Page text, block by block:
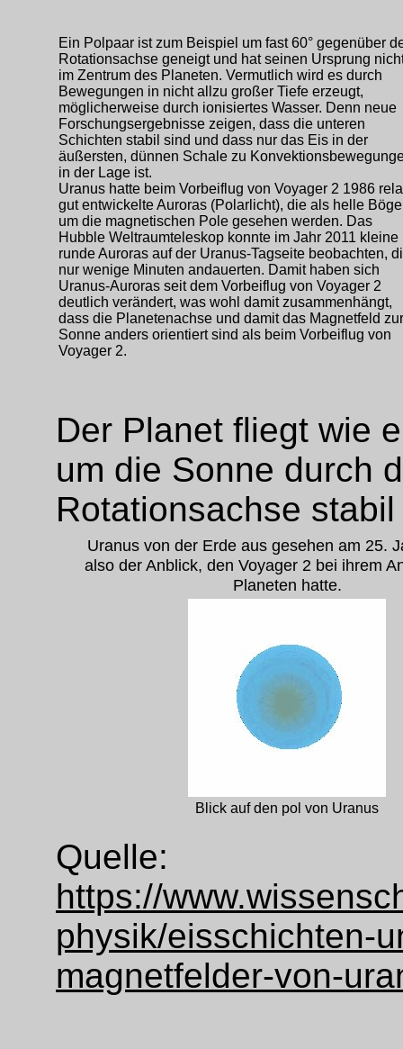
Ein Polpaar ist zum Beispiel um fast 60° gegenüber
Rotationsachse geneigt und hat seinen Ursprung
im Zentrum des Planeten. Vermutlich wird es durch
Bewegungen in nicht allzu großer Tiefe erzeugt,
möglicherweise durch ionisiertes Wasser. Denn neue
Forschungsergebnisse zeigen, dass die unteren
Schichten stabil sind und dass nur das Eis in der
äußersten, dünnen Schale zu
in der Lage ist.
Uranus hatte beim Vorbeiflug von Voyager 2 1986
gut entwickelte Auroras (Polarlicht), die als helle
um die magnetischen Pole gesehen werden. Das
Hubble Weltraumteleskop konnte im Jahr 2011 kleine
runde Auroras auf der Uranus-Tagseite beobachten,
nur wenige Minuten andauerten. Damit haben sich
Uranus-Auroras seit dem Vorbeiflug von Voyager 2
deutlich verändert, was wohl damit zusammenhängt,
dass die Planetenachse und damit das Magnetfeld zur
Sonne anders orientiert sind als beim Vorbeiflug von
Voyager 2.
Der Planet fliegt wie
um die Sonne durch
Rotationsachse
Uranus von der Erde aus gesehen am 25.
also der Anblick, den Voyager 2 bei ihrem
Planeten hatte.
Blick auf den pol von Uranus
Quelle:
https://
physik/eisschichten-
magnetfelder-von-